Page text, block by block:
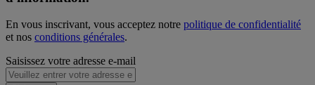
En vous inscrivant, vous acceptez notre politique de confidentialité
et nos conditions générales.
Saisissez votre adresse e-mail